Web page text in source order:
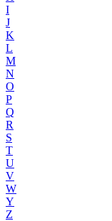
I
J
K
L
M
N
O
P
Q
R
S
T
U
V
W
Y
Z